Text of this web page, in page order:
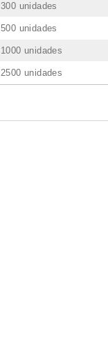
300 unidades
500 unidades
1000 unidades
2500 unidades